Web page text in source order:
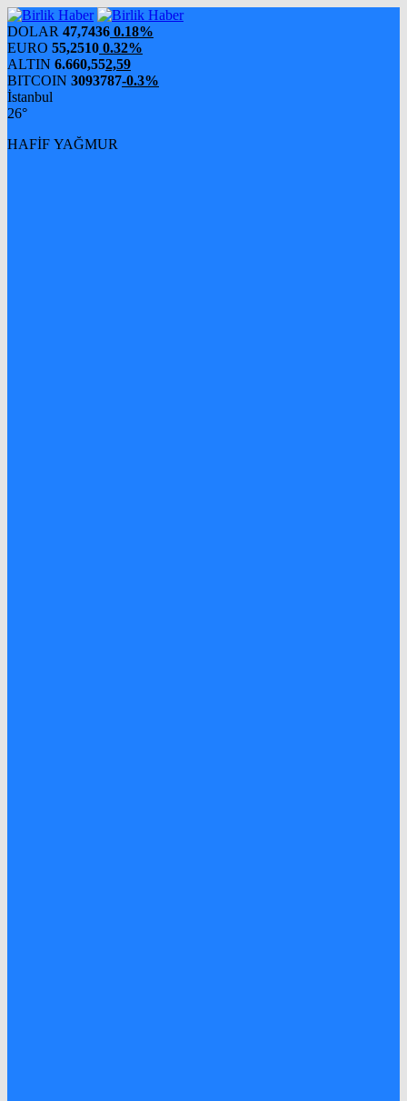
DOLAR 47,7436 0.18%
EURO 55,2510 0.32%
ALTIN 6.660,552,59
BITCOIN 3093787-0.3%
İstanbul
26°
HAFİF YAĞMUR